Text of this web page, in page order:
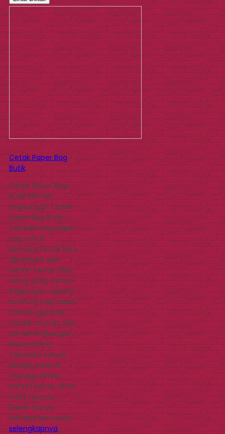
Cetak Paper Bag
Butik
Cetak Paper Bag
Butik Ramah
Lingkungan Cetak
Paper Bag Butik –
Tas kantong paper
bag untuk
kemasan butik bisa
diproduksi dari
bahan kertas daur
ulang yang ramah
lingkungan seperti
kantong baju pada
contoh gambar.
Cantik, murah, dan
ramah lingkungan.
Bisa printing
fullcolour sesuai
desain, karena
menggunkana
bahan kertas white
craft recycle.
Bukan hanya
sebagai kemasan…
selengkapnya